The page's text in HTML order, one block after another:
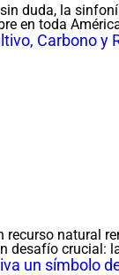
duda, la
en toda
Carbono y
recurso natural
desafío crucial:
un símbolo